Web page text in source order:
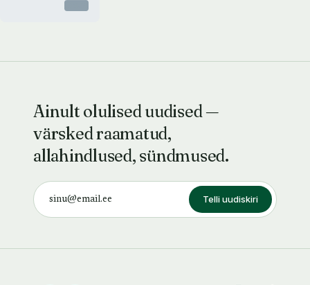
Ainult olulised uudised —
värsked raamatud,
allahindlused, sündmused.
Telli uudiskiri